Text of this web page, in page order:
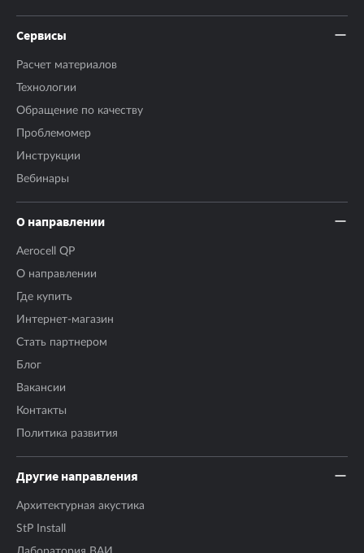
Сервисы
Расчет материалов
Технологии
Обращение по качеству
Проблемомер
Инструкции
Вебинары
О направлении
Aerocell QP
О направлении
Где купить
Интернет-магазин
Стать партнером
Блог
Вакансии
Контакты
Политика развития
Другие направления
Архитектурная акустика
StP Install